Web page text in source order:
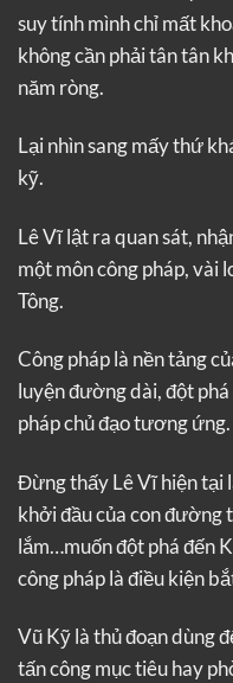
suy tính mình chỉ mất
không cần phải tân tân
năm ròng.
Lại nhìn sang mấy thứ
kỹ.
Lê Vĩ lật ra quan sát,
một môn công pháp, vài
Tông.
Công pháp là nền tảng
luyện đường dài, đột
pháp chủ đạo tương ứng.
Đừng thấy Lê Vĩ hiện tại
khởi đầu của con đường
lắm…muốn đột phá đến
công pháp là điều kiện
Vũ Kỹ là thủ đoạn dùng
tấn công mục tiêu hay